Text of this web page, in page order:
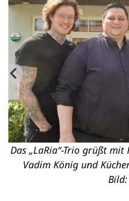
Das „LaRia“-Trio grüßt
Vadim König und